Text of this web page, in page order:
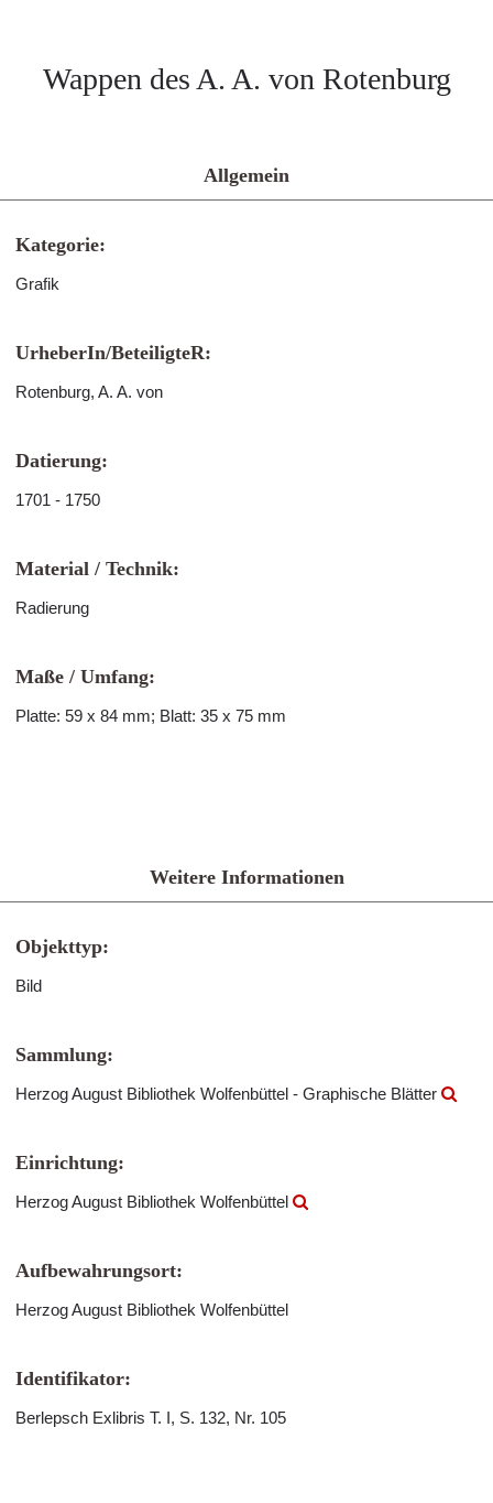
Wappen des A. A. von Rotenburg
Allgemein
Kategorie:
Grafik
UrheberIn/BeteiligteR:
Rotenburg, A. A. von
Datierung:
1701 - 1750
Material / Technik:
Radierung
Maße / Umfang:
Platte: 59 x 84 mm; Blatt: 35 x 75 mm
Weitere Informationen
Objekttyp:
Bild
Sammlung:
Herzog August Bibliothek Wolfenbüttel - Graphische Blätter
Einrichtung:
Herzog August Bibliothek Wolfenbüttel
Aufbewahrungsort:
Herzog August Bibliothek Wolfenbüttel
Identifikator:
Berlepsch Exlibris T. I, S. 132, Nr. 105